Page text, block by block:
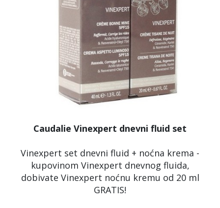
Caudalie Vinexpert dnevni fluid set
Vinexpert set dnevni fluid + noćna krema -
kupovinom Vinexpert dnevnog fluida,
dobivate Vinexpert noćnu kremu od 20 ml
GRATIS!